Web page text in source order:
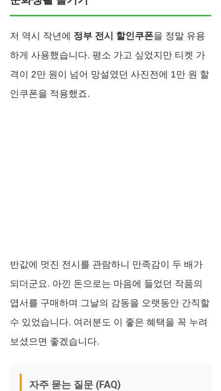
저 역시 작년에 정부 전시 할인쿠폰을 정말 유용
하게 사용했습니다. 평소 가고 싶었지만 티켓 가
격이 2만 원이 넘어 망설였던 사진전에 1만 원 할
인쿠폰을 적용했죠.
반값에 멋진 전시를 관람하니 만족감이 두 배가
되더군요. 아낀 돈으로는 마음에 들었던 작품의
엽서를 구매하며 그날의 감동을 오랫동안 간직할
수 있었습니다. 여러분도 이 좋은 혜택을 꼭 누려
보셨으면 좋겠습니다.
자주 묻는 질문 (FAQ)